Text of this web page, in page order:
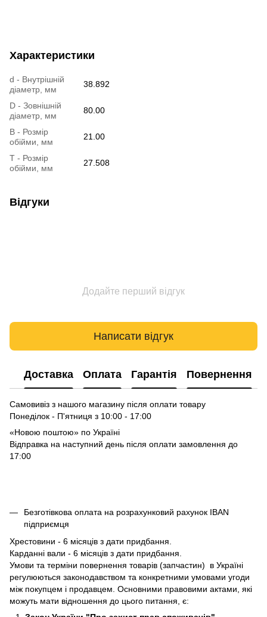
Характеристики
d - Внутрішній
діаметр, мм
38.892
D - Зовнішній
діаметр, мм
80.00
B - Розмір
обійми, мм
21.00
T - Розмір
обійми, мм
27.508
Відгуки
Додайте перший відгук
Написати відгук
Доставка Оплата Гарантія Повернення
Самовивіз з нашого магазину після оплати товару
Понеділок - П'ятниця з 10:00 - 17:00
«Новою поштою» по Україні
Відправка на наступний день після оплати замовлення до
17:00
Безготівкова оплата на розрахунковий рахунок IBAN
підприємця
Хрестовини - 6 місяців з дати придбання.
Карданні вали - 6 місяців з дати придбання.
Умови та терміни повернення товарів (запчастин) в Україні
регулюються законодавством та конкретними умовами угоди
між покупцем і продавцем. Основними правовими актами, які
можуть мати відношення до цього питання, є: